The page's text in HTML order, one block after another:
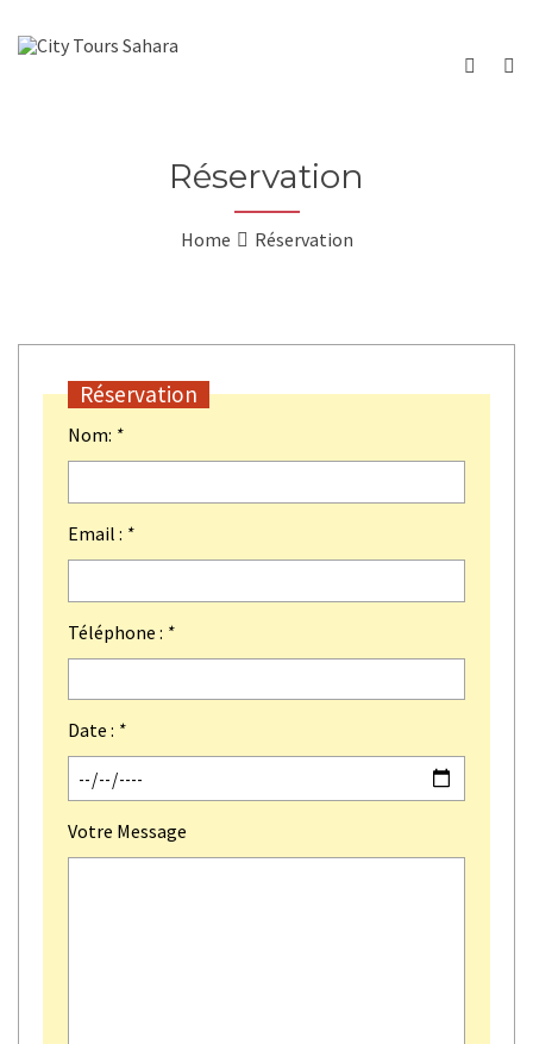
Réservation
Home Réservation
Réservation
Nom: *
Email : *
Téléphone : *
Date : *
Votre Message